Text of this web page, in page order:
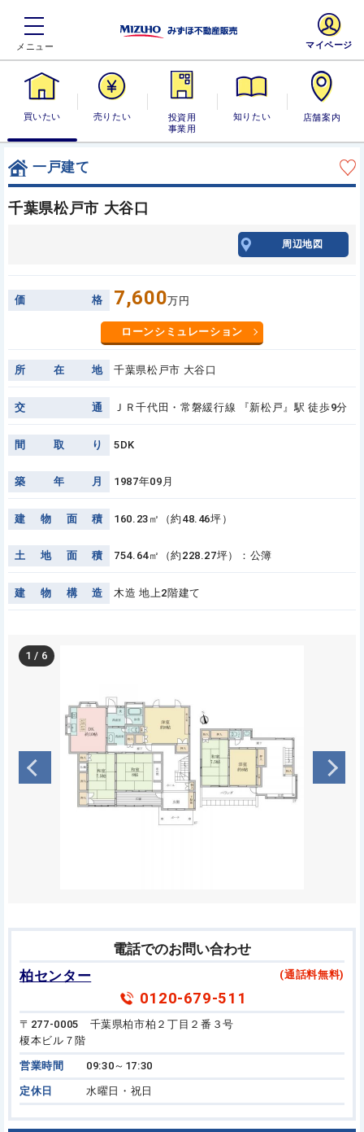
買いたい 売りたい
投資用・事業
用
知りたい 店舗案内
マイページ
一戸建て
千葉県松戸市 大谷口
周辺地図
価 格 7,600万円
ローンシミュレーション
所 在 地 千葉県松戸市 大谷口
交 通 ＪＲ千代田・常磐緩行線 『新松戸』駅 徒歩9分
間 取 り 5DK
築 年 月 1987年09月
建 物 面 積 160.23㎡（約48.46坪）
土 地 面 積 754.64㎡（約228.27坪）：公簿
建 物 構 造 木造 地上2階建て
1 / 6
電話でのお問い合わせ
柏センター
(通話料無料)
0120-679-511
〒277-0005 千葉県柏市柏２丁目２番３号
榎本ビル７階
営業時間 09:30～17:30
定休日 水曜日・祝日